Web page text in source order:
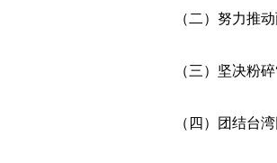
（二）努力推动
（三）坚决粉碎“
（四）团结台湾